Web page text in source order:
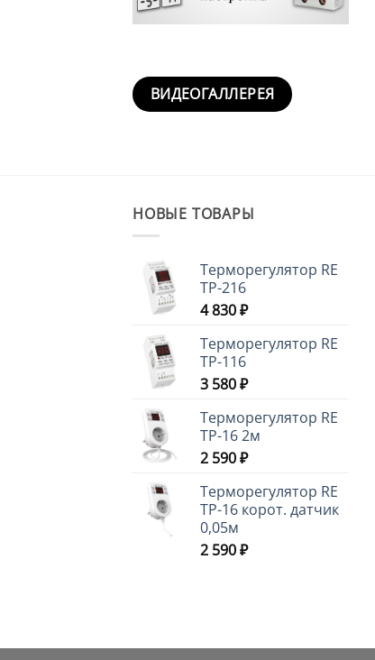
ВИДЕОГАЛЛЕРЕЯ
НОВЫЕ ТОВАРЫ
Терморегулятор RE
ТР-216
4 830₽
Терморегулятор RE
ТР-116
3 580₽
Терморегулятор RE
ТР-16 2м
2 590₽
Терморегулятор RE
ТР-16 корот. датчик
0,05м
2 590₽